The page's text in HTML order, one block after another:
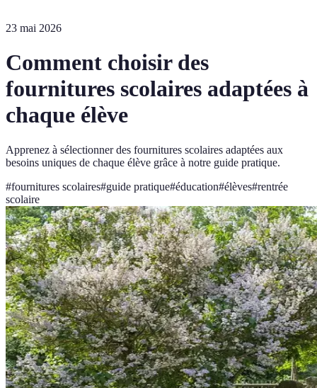
23 mai 2026
Comment choisir des
fournitures scolaires adaptées à
chaque élève
Apprenez à sélectionner des fournitures scolaires adaptées aux
besoins uniques de chaque élève grâce à notre guide pratique.
#fournitures scolaires#guide pratique#éducation#élèves#rentrée
scolaire